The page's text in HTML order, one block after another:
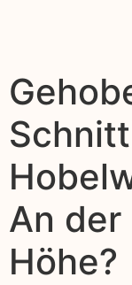
An der
Höhe?